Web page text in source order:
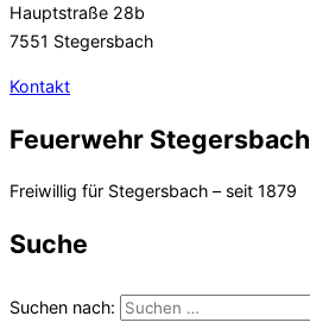
Hauptstraße 28b
7551 Stegersbach
Kontakt
Feuerwehr Stegersbach
Freiwillig für Stegersbach – seit 1879
Suche
Suchen nach: